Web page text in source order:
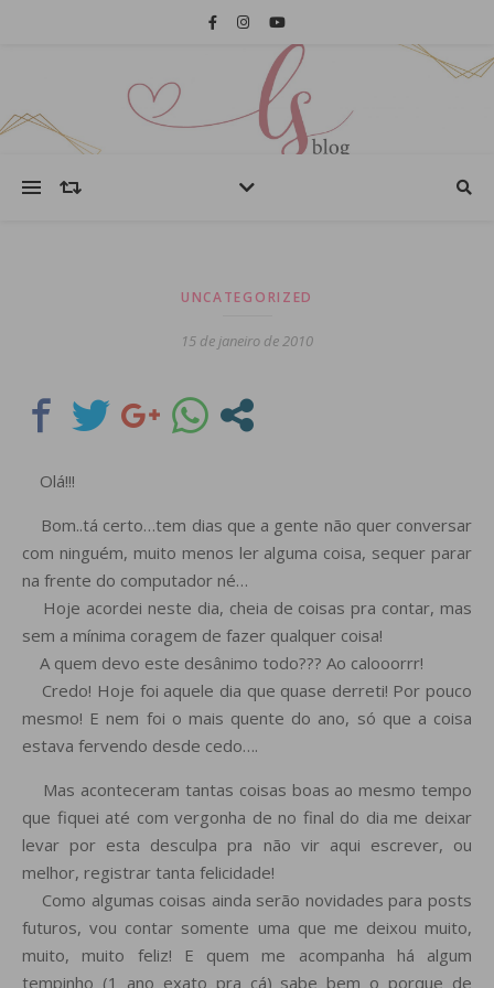
UNCATEGORIZED
15 de janeiro de 2010
Olá!!!
Bom..tá certo…tem dias que a gente não quer conversar
com ninguém, muito menos ler alguma coisa, sequer parar
na frente do computador né…
Hoje acordei neste dia, cheia de coisas pra contar, mas
sem a mínima coragem de fazer qualquer coisa!
A quem devo este desânimo todo??? Ao calooorrr!
Credo! Hoje foi aquele dia que quase derreti! Por pouco
mesmo! E nem foi o mais quente do ano, só que a coisa
estava fervendo desde cedo….
Mas aconteceram tantas coisas boas ao mesmo tempo
que fiquei até com vergonha de no final do dia me deixar
levar por esta desculpa pra não vir aqui escrever, ou
melhor, registrar tanta felicidade!
Como algumas coisas ainda serão novidades para posts
futuros, vou contar somente uma que me deixou muito,
muito, muito feliz! E quem me acompanha há algum
tempinho (1 ano exato pra cá) sabe bem o porque de